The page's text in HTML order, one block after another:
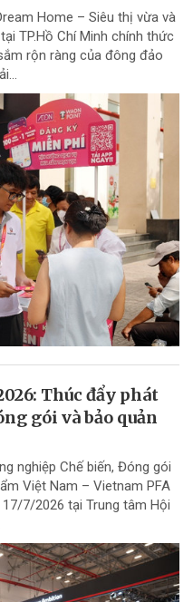
Home – Siêu thị vừa và
TP.Hồ Chí Minh chính thức
rộn ràng của đông đảo
Thúc đẩy phát
gói và bảo quản
nghiệp Chế biến, Đóng gói
Việt Nam – Vietnam PFA
7/2026 tại Trung tâm Hội